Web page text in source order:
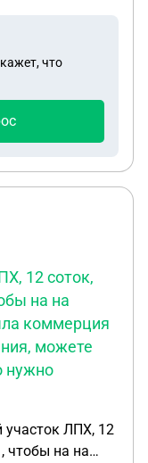
что
12 соток,
на на
коммерция
можете
нужно
участок ЛПХ, 12
чтобы на на